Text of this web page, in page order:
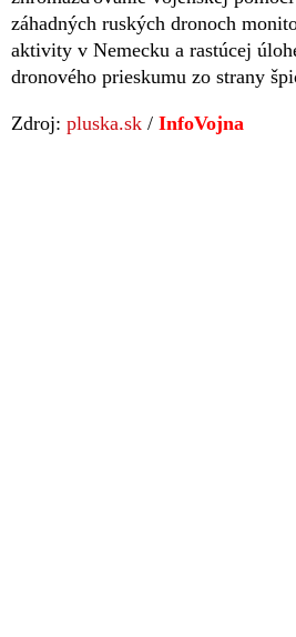
záhadných ruských dronoch
aktivity v Nemecku a rastúcej
dronového prieskumu zo strany
Zdroj: pluska.sk / InfoVojna